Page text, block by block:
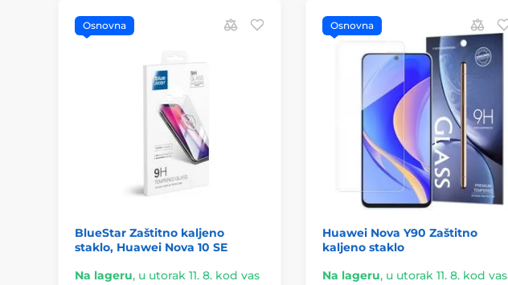
Osnovna
BlueStar Zaštitno kaljeno
staklo, Huawei Nova 10 SE
Na lageru, u utorak 11. 8. kod vas
Osnovna
Huawei Nova Y90 Zaštitno
kaljeno staklo
Na lageru, u utorak 11. 8. kod vas